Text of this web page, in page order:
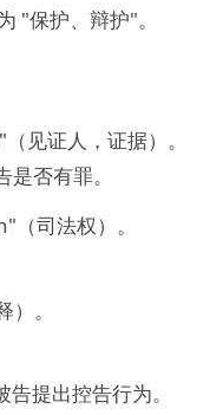
"保护、辩护"。
见证人，证据）。
否有罪。
司法权）。
。
提出控告行为。